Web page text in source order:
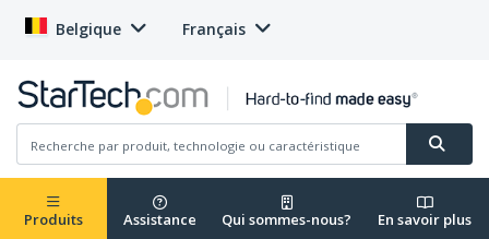
Belgique Français
Produits Assistance Qui sommes-nous? En savoir plus